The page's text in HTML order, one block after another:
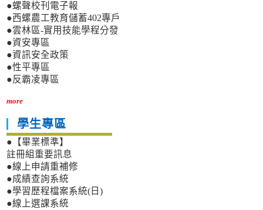
●螺聲校刊電子報
●西螺農工教育儲蓄402專戶
●雲林區-實用技能學程分發
●資安專區
●資訊安全政策
●性平專區
●反霸凌專區
more
學生專區
●【畢業標準】
註冊組重要訊息
●線上申請重補修
●成績查詢系統
●學習歷程檔案系統(日)
●線上選課系統